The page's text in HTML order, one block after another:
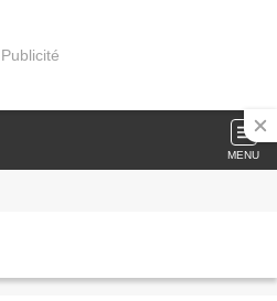
Publicité
MENU